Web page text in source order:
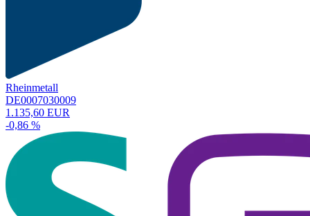
Rheinmetall
DE0007030009
1.135,60 EUR
-0,86 %